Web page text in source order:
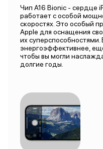
Чип A16 Bionic - сердце
работает с особой
скоростях. Это особый
Apple для оснащения
их
энергоэффективнее,
чтобы вы могли
долгие годы.